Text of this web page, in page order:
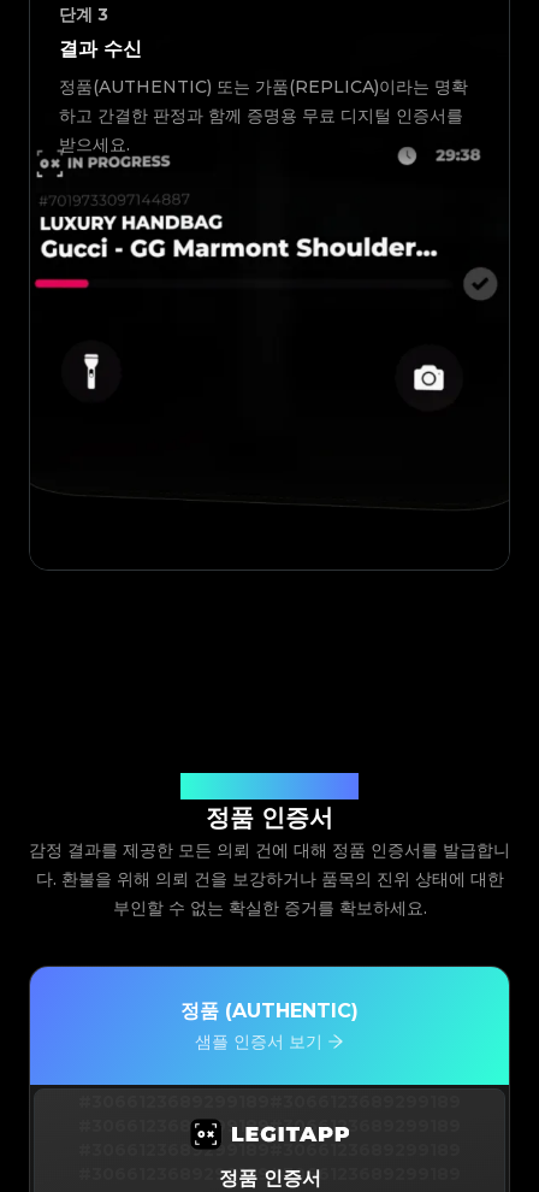
단계 3
결과 수신
정품(AUTHENTIC) 또는 가품(REPLICA)이라는 명확
하고 간결한 판정과 함께 증명용 무료 디지털 인증서를
받으세요.
정품 인증서
감정 결과를 제공한 모든 의뢰 건에 대해 정품 인증서를 발급합니
다. 환불을 위해 의뢰 건을 보강하거나 품목의 진위 상태에 대한
부인할 수 없는 확실한 증거를 확보하세요.
정품 (AUTHENTIC)
샘플 인증서 보기
#3066123689299189#3066123689299189
#3066123689299189#3066123689299189
#3066123689299189#3066123689299189
정품 인증서